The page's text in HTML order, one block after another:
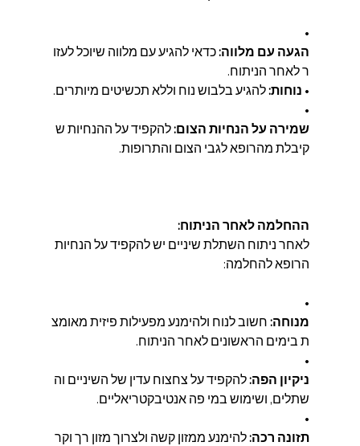
•
הגעה עם מלווה: כדאי להגיע עם מלווה שיוכל לעזו
ר לאחר הניתוח.
• נוחות: להגיע בלבוש נוח וללא תכשיטים מיותרים.
•
שמירה על הנחיות הצום: להקפיד על ההנחיות ש
קיבלת מהרופא לגבי הצום והתרופות.
ההחלמה לאחר הניתוח:
לאחר ניתוח השתלת שיניים יש להקפיד על הנחיות
הרופא להחלמה:
•
מנוחה: חשוב לנוח ולהימנע מפעילות פיזית מאומצ
ת בימים הראשונים לאחר הניתוח.
•
ניקיון הפה: להקפיד על צחצוח עדין של השיניים וה
שתלים, ושימוש במי פה אנטיבקטריאליים.
•
תזונה רכה: להימנע ממזון קשה ולצרוך מזון רך וקר